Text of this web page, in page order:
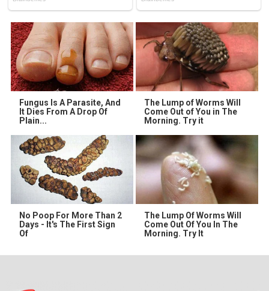
Fungus Is A Parasite, And
It Dies From A Drop Of
Plain...
The Lump of Worms Will
Come Out of You in The
Morning. Try it
No Poop For More Than 2
Days - It's The First Sign
Of
The Lump Of Worms Will
Come Out Of You In The
Morning. Try It